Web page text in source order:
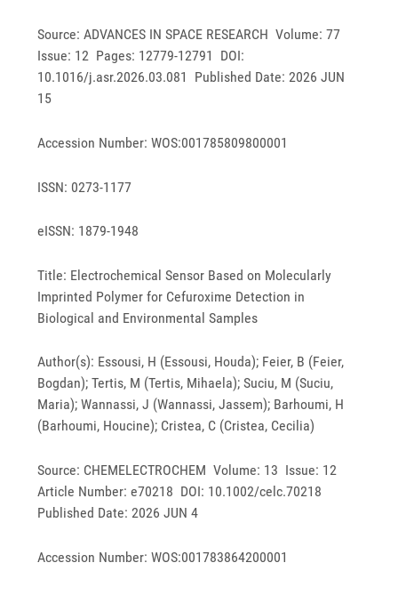
Source: ADVANCES IN SPACE RESEARCH Volume: 77
Issue: 12 Pages: 12779-12791 DOI:
10.1016/j.asr.2026.03.081 Published Date: 2026 JUN
15
Accession Number: WOS:001785809800001
ISSN: 0273-1177
eISSN: 1879-1948
Title: Electrochemical Sensor Based on Molecularly
Imprinted Polymer for Cefuroxime Detection in
Biological and Environmental Samples
Author(s): Essousi, H (Essousi, Houda); Feier, B (Feier,
Bogdan); Tertis, M (Tertis, Mihaela); Suciu, M (Suciu,
Maria); Wannassi, J (Wannassi, Jassem); Barhoumi, H
(Barhoumi, Houcine); Cristea, C (Cristea, Cecilia)
Source: CHEMELECTROCHEM Volume: 13 Issue: 12
Article Number: e70218 DOI: 10.1002/celc.70218
Published Date: 2026 JUN 4
Accession Number: WOS:001783864200001